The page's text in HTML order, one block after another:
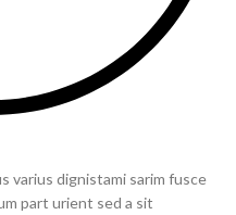
varius dignistami sarim fusce
part urient sed a sit